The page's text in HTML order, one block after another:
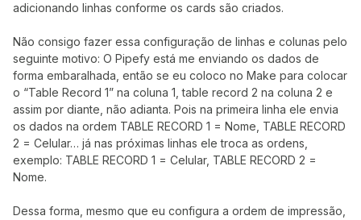
adicionando linhas conforme os cards são criados.
Não consigo fazer essa configuração de linhas e colunas pelo
seguinte motivo: O Pipefy está me enviando os dados de
forma embaralhada, então se eu coloco no Make para colocar
o “Table Record 1” na coluna 1, table record 2 na coluna 2 e
assim por diante, não adianta. Pois na primeira linha ele envia
os dados na ordem TABLE RECORD 1 = Nome, TABLE RECORD
2 = Celular… já nas próximas linhas ele troca as ordens,
exemplo: TABLE RECORD 1 = Celular, TABLE RECORD 2 =
Nome.
Dessa forma, mesmo que eu configura a ordem de impressão,